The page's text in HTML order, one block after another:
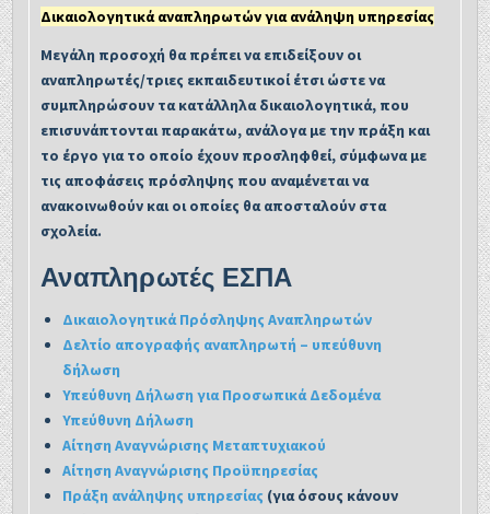
Δικαιολογητικά αναπληρωτών για ανάληψη υπηρεσίας
Μεγάλη προσοχή θα πρέπει να επιδείξουν οι
αναπληρωτές/τριες εκπαιδευτικοί έτσι ώστε να
συμπληρώσουν τα κατάλληλα δικαιολογητικά, που
επισυνάπτονται παρακάτω, ανάλογα με την πράξη και
το έργο για το οποίο έχουν προσληφθεί, σύμφωνα με
τις αποφάσεις πρόσληψης που αναμένεται να
ανακοινωθούν και οι οποίες θα αποσταλούν στα
σχολεία.
Αναπληρωτές ΕΣΠΑ
Δικαιολογητικά Πρόσληψης Αναπληρωτών
Δελτίο απογραφής αναπληρωτή – υπεύθυνη
δήλωση
Υπεύθυνη Δήλωση για Προσωπικά Δεδομένα
Υπεύθυνη Δήλωση
Αίτηση Αναγνώρισης Μεταπτυχιακού
Αίτηση Αναγνώρισης Προϋπηρεσίας
Πράξη ανάληψης υπηρεσίας (για όσους κάνουν